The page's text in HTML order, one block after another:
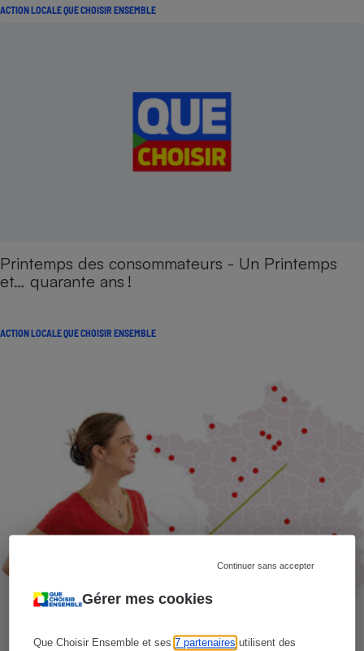
Gérer mes cookies
Que Choisir Ensemble et ses7 partenaires utilisent des
Continuer sans accepter
ACTION LOCALE QUE CHOISIR ENSEMBLE
Printemps des consommateurs - Un Printemps
et… quarante ans !
ACTION LOCALE QUE CHOISIR ENSEMBLE